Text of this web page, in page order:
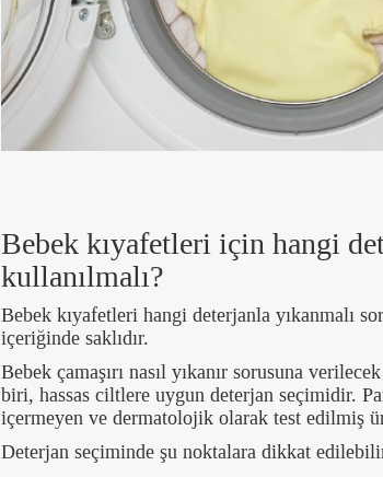
Bebek kıyafetleri için hangi
kullanılmalı?
Bebek kıyafetleri hangi deterjanla yıkanmalı
içeriğinde saklıdır.
Bebek çamaşırı nasıl yıkanır sorusuna
biri, hassas ciltlere uygun deterjan seçimidir.
içermeyen ve dermatolojik olarak test edilmiş
Deterjan seçiminde şu noktalara dikkat